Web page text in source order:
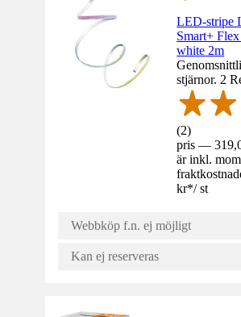
LED-stripe
Smart+
white 2m
stjärnor. 2
(2)
pris —
är inkl.
kr*/ st
Webbköp f.n. ej möjligt
Kan ej reserveras